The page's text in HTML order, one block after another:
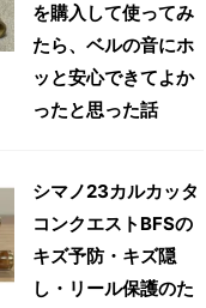
を購入して使ってみ
たら、ベルの音にホ
ッと安心できてよか
ったと思った話
シマノ23カルカッタ
コンクエストBFSの
キズ予防・キズ隠
し・リール保護のた